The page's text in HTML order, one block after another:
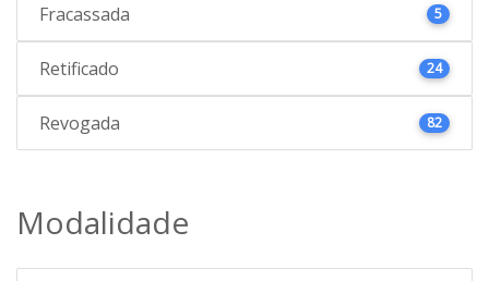
Fracassada 5
Retificado 24
Revogada 82
Modalidade